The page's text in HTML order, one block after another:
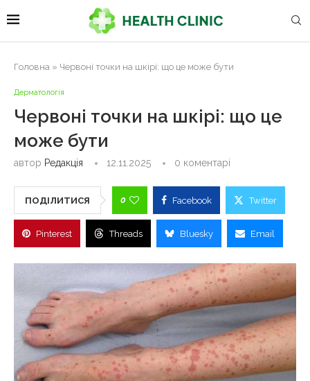
Головна » Червоні точки на шкірі: що це може бути
Дерматологія
Червоні точки на шкірі: що це
може бути
автор Редакція 12.11.2025 0 коментарі
ПОДІЛИТИСЯ 0 Facebook Twitter
Pinterest Threads Bluesky Email